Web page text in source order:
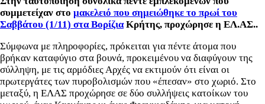
συμμετείχαν στο μακελειό που σημειώθηκε το πρωί του
Σαββάτου (1/11) στα ΒορίζιαΚρήτης, προχώρησε η ΕΛ.ΑΣ..
Σύμφωνα με πληροφορίες, πρόκειται για πέντε άτομα που
βρήκαν καταφύγιο στα βουνά, προκειμένου να διαφύγουν της
σύλληψη, με τις αρμόδιες Αρχές να εκτιμούν ότι είναι οι
πρωτεργάτες των πυροβολισμών που «έπεσαν» στο χωριό. Στο
μεταξύ, η ΕΛΑΣ προχώρησε σε δύο συλλήψεις κατοίκων του